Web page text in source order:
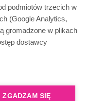
podmiotów trzecich w
(Google Analytics,
gromadzone w plikach
dostawcy
ZGADZAM SIĘ